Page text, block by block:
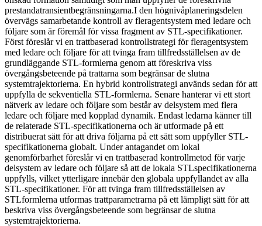
prestandatransientbegränsningarna.I den högnivåplaneringsdelen
övervägs samarbetande kontroll av fleragentsystem med ledare och
följare som är föremål för vissa fragment av STL-specifikationer.
Först föreslår vi en trattbaserad kontrollstrategi för fleragentsystem
med ledare och följare för att tvinga fram tillfredsställelsen av de
grundläggande STL-formlerna genom att föreskriva viss
övergångsbeteende på trattarna som begränsar de slutna
systemtrajektorierna. En hybrid kontrollstrategi används sedan för att
uppfylla de sekventiella STL-formlerna. Senare hanterar vi ett stort
nätverk av ledare och följare som består av delsystem med flera
ledare och följare med kopplad dynamik. Endast ledarna känner till
de relaterade STL-specifikationerna och är utformade på ett
distribuerat sätt för att driva följarna på ett sätt som uppfyller STL-
specifikationerna globalt. Under antagandet om lokal
genomförbarhet föreslår vi en trattbaserad kontrollmetod för varje
delsystem av ledare och följare så att de lokala STLspecifikationerna
uppfylls, vilket ytterligare innebär den globala uppfyllandet av alla
STL-specifikationer. För att tvinga fram tillfredsställelsen av
STLformlerna utformas trattparametrarna på ett lämpligt sätt för att
beskriva viss övergångsbeteende som begränsar de slutna
systemtrajektorierna.